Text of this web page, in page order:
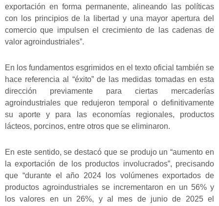
exportación en forma permanente, alineando las políticas
con los principios de la libertad y una mayor apertura del
comercio que impulsen el crecimiento de las cadenas de
valor agroindustriales”.
En los fundamentos esgrimidos en el texto oficial también se
hace referencia al “éxito” de las medidas tomadas en esta
dirección previamente para ciertas mercaderías
agroindustriales que redujeron temporal o definitivamente
su aporte y para las economías regionales, productos
lácteos, porcinos, entre otros que se eliminaron.
En este sentido, se destacó que se produjo un “aumento en
la exportación de los productos involucrados”, precisando
que “durante el año 2024 los volúmenes exportados de
productos agroindustriales se incrementaron en un 56% y
los valores en un 26%, y al mes de junio de 2025 el